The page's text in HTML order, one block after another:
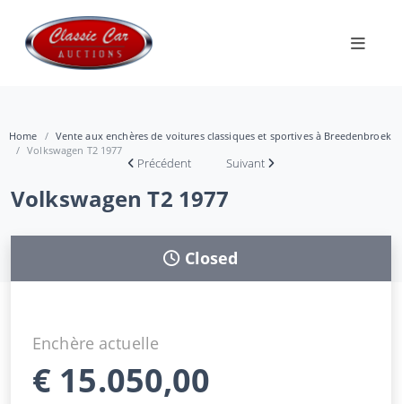
Home
Vente aux enchères de voitures classiques et sportives à Breedenbroek
Volkswagen T2 1977
Précédent Suivant
Volkswagen T2 1977
Closed
Enchère actuelle
€ 15.050,00